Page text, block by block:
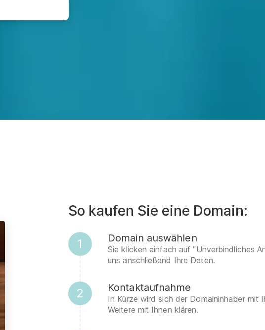
So kaufen Sie eine Domain:
1 Domain auswählen
Sie klicken einfach auf "Unverbindliches
uns anschließend Ihre Daten.
2 Kontaktaufnahme
In Kürze wird sich der Domaininhaber mit
Weitere mit Ihnen klären.